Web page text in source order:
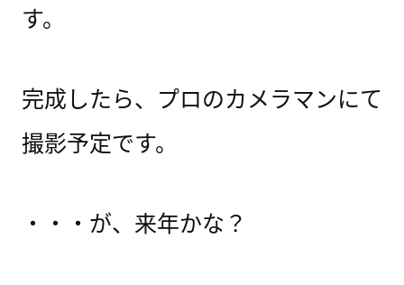
す。
完成したら、プロのカメラマンにて
撮影予定です。
・・・が、来年かな？